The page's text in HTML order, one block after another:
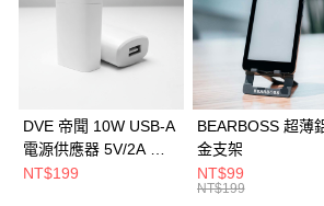
第一商業
華南商業銀行
彰化商業
上海商業儲蓄銀行
台北富邦
兆豐國際
臺灣中小企業銀行
台中商業
匯豐（台灣）商業銀行
華泰商業
聯邦商業銀行
元大商業銀行
NT$43
合作金庫商業銀行
第一商業
彰化商業
台北富邦
國泰世華商業銀行
兆豐國際
臺灣中小企業銀行
匯豐（台灣）商業銀行
街口支付
悠遊付
DVE 帝聞 10W USB-A
電源供應器 5V/2A 充
電頭 (適用閱讀器、小
NT$199
BEARBOSS 超薄
金支架
NT$99
NT$199